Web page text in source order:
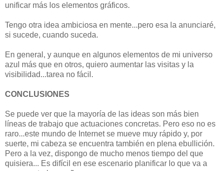
unificar más los elementos gráficos.
Tengo otra idea ambiciosa en mente...pero esa la anunciaré,
si sucede, cuando suceda.
En general, y aunque en algunos elementos de mi universo
azul más que en otros, quiero aumentar las visitas y la
visibilidad...tarea no fácil.
CONCLUSIONES
Se puede ver que la mayoría de las ideas son más bien
líneas de trabajo que actuaciones concretas. Pero eso no es
raro...este mundo de Internet se mueve muy rápido y, por
suerte, mi cabeza se encuentra también en plena ebullición.
Pero a la vez, dispongo de mucho menos tiempo del que
quisiera... Es difícil en ese escenario planificar lo que va a